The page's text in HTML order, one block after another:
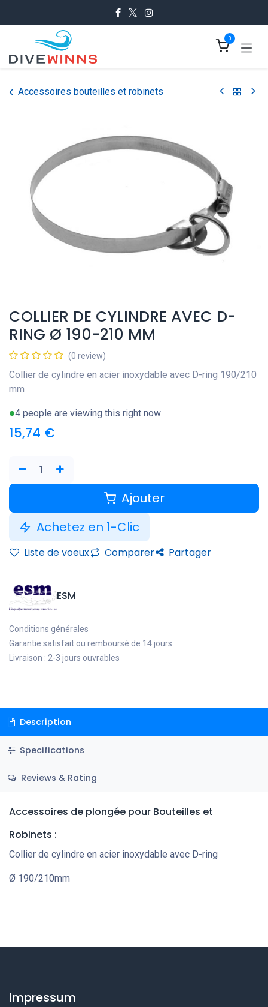
0
Accessoires bouteilles et robinets
COLLIER DE CYLINDRE AVEC D-
RING Ø 190-210 MM
(0 review)
Collier de cylindre en acier inoxydable avec D-ring 190/210
mm
4 people are viewing this right now
15,74 €
Ajouter
Achetez en 1-Clic
Liste de voeux Comparer Partager
ESM
Conditions générales
Garantie satisfait ou remboursé de 14 jours
Livraison : 2-3 jours ouvrables
Description
Specifications
Reviews & Rating
Accessoires de plongée pour Bouteilles et
Robinets :
Collier de cylindre en acier inoxydable avec D-ring
Ø 190/210mm
Impressum